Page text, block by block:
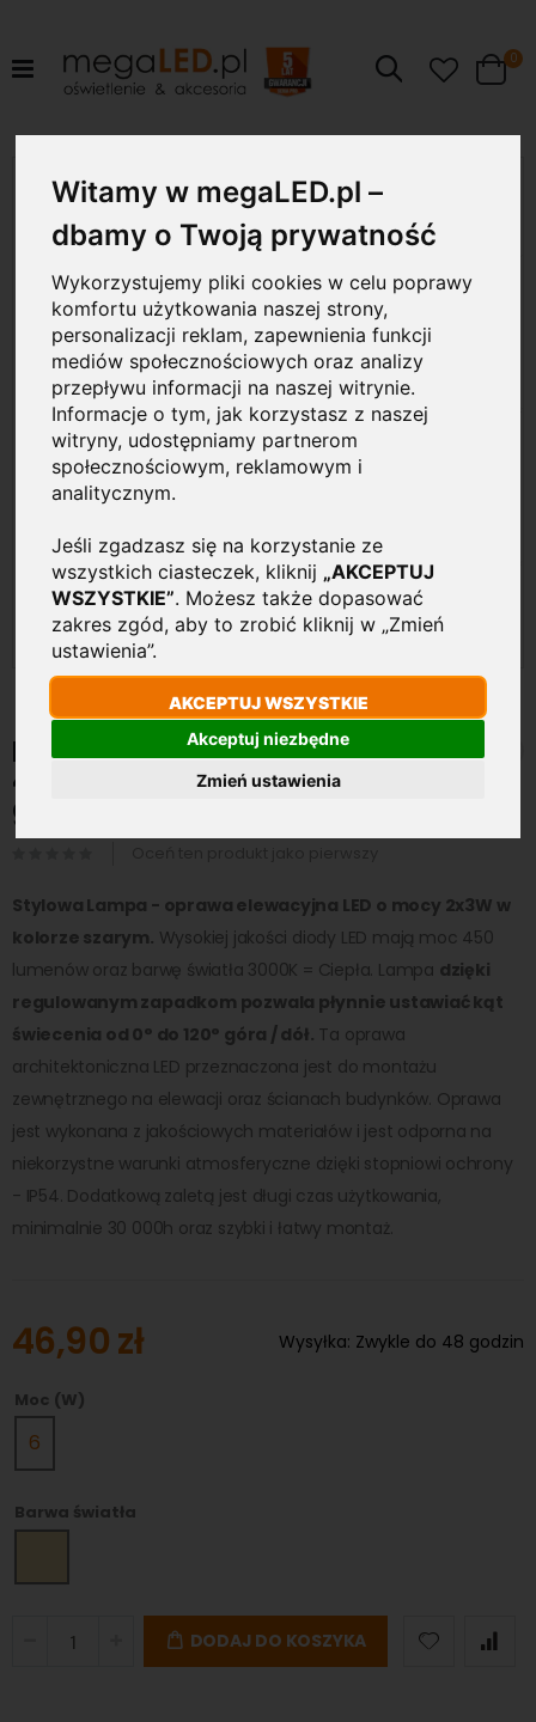
Witamy w megaLED.pl –
dbamy o Twoją prywatność
Wykorzystujemy pliki cookies w celu poprawy
komfortu użytkowania naszej strony,
personalizacji reklam, zapewnienia funkcji
mediów społecznościowych oraz analizy
przepływu informacji na naszej witrynie.
Informacje o tym, jak korzystasz z naszej
witryny, udostępniamy partnerom
społecznościowym, reklamowym i
analitycznym.
Jeśli zgadzasz się na korzystanie ze
wszystkich ciasteczek, kliknij „AKCEPTUJ
WSZYSTKIE”. Możesz także dopasować
zakres zgód, aby to zrobić kliknij w „Zmień
ustawienia”.
AKCEPTUJ WSZYSTKIE
Akceptuj niezbędne
Zmień ustawienia
Szukaj Cart
0
koniec
galerii
Przejdź
na
początek
galerii
6W
Lampa elewacyjna LED 6W
450lm 3000K Kwadratowa
góra-dół Szara
Stylowa Lampa - oprawa elewacyjna LED o mocy 2x3W w
kolorze szarym. Wysokiej jakości diody LED mają moc 450
lumenów oraz barwę światła 3000K = Ciepła. Lampa dzięki
regulowanym zapadkom pozwala płynnie ustawiać kąt
świecenia od 0° do 120° góra / dół. Ta oprawa
architektoniczna LED przeznaczona jest do montażu
zewnętrznego na elewacji oraz ścianach budynków. Oprawa
jest wykonana z jakościowych materiałów i jest odporna na
niekorzystne warunki atmosferyczne dzięki stopniowi ochrony
- IP54. Dodatkową zaletą jest długi czas użytkowania,
minimalnie 30 000h oraz szybki i łatwy montaż.
46,90 zł Wysyłka: Zwykle do 48 godzin
Moc (W)
6
Barwa światła
DODAJ DO KOSZYKA